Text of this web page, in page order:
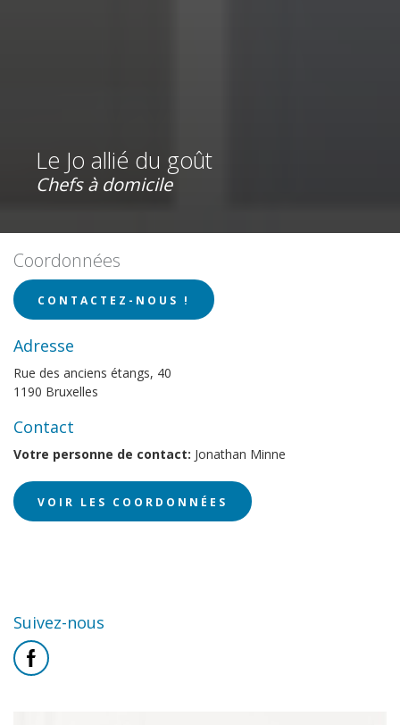
Le Jo allié du goût
Chefs à domicile
Coordonnées
CONTACTEZ-NOUS !
Adresse
Rue des anciens étangs, 40
1190 Bruxelles
Contact
Votre personne de contact: Jonathan Minne
VOIR LES COORDONNÉES
Suivez-nous